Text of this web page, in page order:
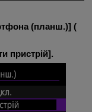
(планш.)] (
пристрій].